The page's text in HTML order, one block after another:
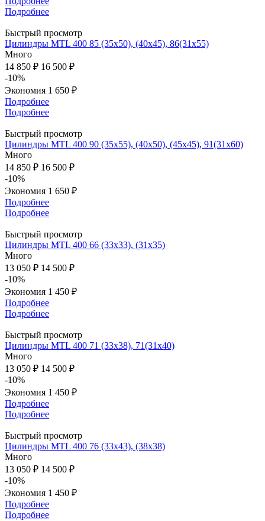
Подробнее
Быстрый просмотр
Цилиндры MTL 400 85 (35x50), (40x45), 86(31х55)
Много
14 850 ₽ 16 500 ₽
-10%
Экономия 1 650 ₽
Подробнее
Подробнее
Быстрый просмотр
Цилиндры MTL 400 90 (35x55), (40x50), (45x45), 91(31х60)
Много
14 850 ₽ 16 500 ₽
-10%
Экономия 1 650 ₽
Подробнее
Подробнее
Быстрый просмотр
Цилиндры MTL 400 66 (33x33), (31x35)
Много
13 050 ₽ 14 500 ₽
-10%
Экономия 1 450 ₽
Подробнее
Подробнее
Быстрый просмотр
Цилиндры MTL 400 71 (33x38), 71(31х40)
Много
13 050 ₽ 14 500 ₽
-10%
Экономия 1 450 ₽
Подробнее
Подробнее
Быстрый просмотр
Цилиндры MTL 400 76 (33x43), (38x38)
Много
13 050 ₽ 14 500 ₽
-10%
Экономия 1 450 ₽
Подробнее
Подробнее